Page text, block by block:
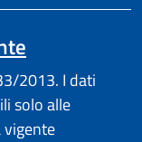
2013. I dati
solo alle